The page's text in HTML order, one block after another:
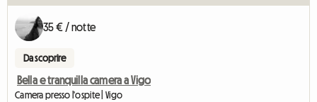
35 € / notte
Da scoprire
Bella e tranquilla camera a Vigo
Camera presso l'ospite | Vigo